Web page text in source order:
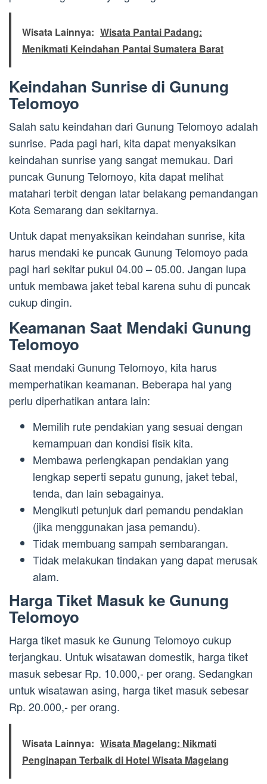
Wisata Lainnya: Wisata Pantai Padang:
Menikmati Keindahan Pantai Sumatera Barat
Keindahan Sunrise di Gunung
Telomoyo
Salah satu keindahan dari Gunung Telomoyo adalah
sunrise. Pada pagi hari, kita dapat menyaksikan
keindahan sunrise yang sangat memukau. Dari
puncak Gunung Telomoyo, kita dapat melihat
matahari terbit dengan latar belakang pemandangan
Kota Semarang dan sekitarnya.
Untuk dapat menyaksikan keindahan sunrise, kita
harus mendaki ke puncak Gunung Telomoyo pada
pagi hari sekitar pukul 04.00 – 05.00. Jangan lupa
untuk membawa jaket tebal karena suhu di puncak
cukup dingin.
Keamanan Saat Mendaki Gunung
Telomoyo
Saat mendaki Gunung Telomoyo, kita harus
memperhatikan keamanan. Beberapa hal yang
perlu diperhatikan antara lain:
Memilih rute pendakian yang sesuai dengan
kemampuan dan kondisi fisik kita.
Membawa perlengkapan pendakian yang
lengkap seperti sepatu gunung, jaket tebal,
tenda, dan lain sebagainya.
Mengikuti petunjuk dari pemandu pendakian
(jika menggunakan jasa pemandu).
Tidak membuang sampah sembarangan.
Tidak melakukan tindakan yang dapat merusak
alam.
Harga Tiket Masuk ke Gunung
Telomoyo
Harga tiket masuk ke Gunung Telomoyo cukup
terjangkau. Untuk wisatawan domestik, harga tiket
masuk sebesar Rp. 10.000,- per orang. Sedangkan
untuk wisatawan asing, harga tiket masuk sebesar
Rp. 20.000,- per orang.
Wisata Lainnya: Wisata Magelang: Nikmati
Penginapan Terbaik di Hotel Wisata Magelang